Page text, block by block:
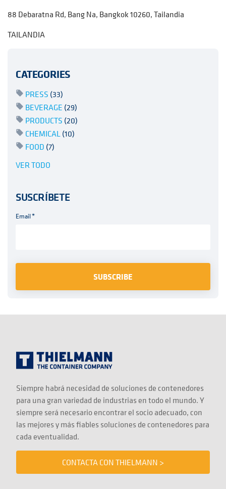
88 Debaratna Rd, Bang Na, Bangkok 10260, Tailandia
TAILANDIA
CATEGORIES
PRESS (33)
BEVERAGE (29)
PRODUCTS (20)
CHEMICAL(10)
FOOD (7)
VER TODO
SUSCRÍBETE
Email*
Siempre habrá necesidad de soluciones de contenedores
para una gran variedad de industrias en todo el mundo. Y
siempre será necesario encontrar el socio adecuado, con
las mejores y más fiables soluciones de contenedores para
cada eventualidad.
CONTACTA CON THIELMANN >